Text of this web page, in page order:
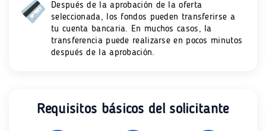
Después de la aprobación de la oferta
seleccionada, los fondos pueden transferirse a
tu cuenta bancaria. En muchos casos, la
transferencia puede realizarse en pocos minutos
después de la aprobación.
Requisitos básicos del solicitante